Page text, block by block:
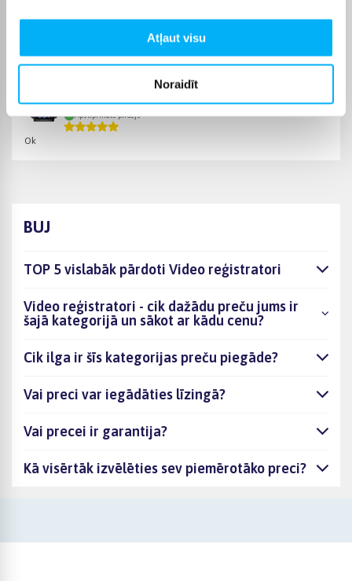
Atļaut visu
Noraidīt
Pircēju atsauksmes par precēm
Andis D.
Apstiprināts pircējs
Ok
BUJ
TOP 5 vislabāk pārdoti Video reģistratori
Video reģistratori - cik dažādu preču jums ir
šajā kategorijā un sākot ar kādu cenu?
Cik ilga ir šīs kategorijas preču piegāde?
Vai preci var iegādāties līzingā?
Vai precei ir garantija?
Kā visērtāk izvēlēties sev piemērotāko preci?